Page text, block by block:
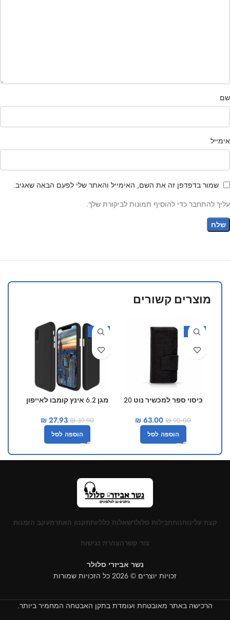
שם
אימייל
שמור בדפדפן זה את השם, האימייל והאתר שלי לפעם הבאה שאגיב.
עליך להתחבר כדי להוסיף תמונות לביקורת שלך.
מוצרים קשורים
-30%
כיסוי ספר למכשיר נוט 20
₪90.00
₪ 63.00
הוספה לסל
-30%
מגן 6.2 אינץ קומבו לאייפון
₪39.90
₪27.93
הוספה לסל
קצת עלינוחנותחבילות סלולרשאלות כלליותתקנון האתרמעקב הזמנות
צור קשרהצהרת נגישות
נשר אביזרי סלולר
זכויות יוצרים © 2026 כל הזכויות שמורות
הרכישה באתר מאובטחת ועומדת בתקן האבטחה המחמיר ביותר.